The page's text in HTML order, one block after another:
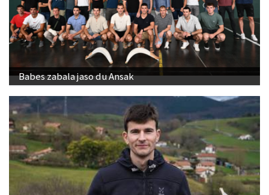
Babes zabala jaso du Ansak